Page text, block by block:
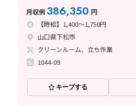
50代活躍
月収例 386,350 円
【時給】1,400～1,750円
山口県下松市
クリーンルーム、立ち作業
1044-09
キープする